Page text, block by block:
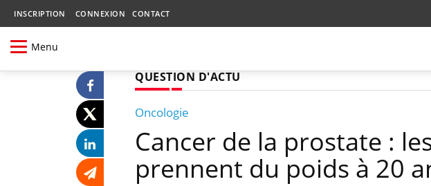
INSCRIPTION CONNEXION CONTACT
Menu
QUESTION D'ACTU
Oncologie
Cancer de la prostate :
prennent du poids à 20